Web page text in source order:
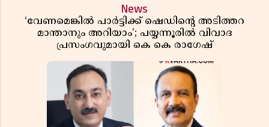
News
‘വേണമെങ്കിൽ പാർട്ടിക്ക് ഷെഡിൻ്റെ അടിത്തറ
മാന്താനും അറിയാം’; പയ്യന്നൂരിൽ വിവാദ
പ്രസംഗവുമായി കെ കെ രാഗേഷ്